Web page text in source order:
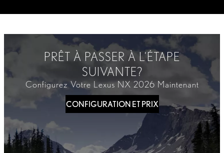
PRÊT À PASSER À L’ÉTAPE
SUIVANTE?
Configurez Votre Lexus NX 2026 Maintenant
CONFIGURATION ET PRIX